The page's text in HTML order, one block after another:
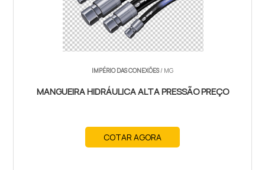
IMPÉRIO DAS CONEXÕES/ MG
MANGUEIRA HIDRÁULICA ALTA PRESSÃO PREÇO
COTAR AGORA